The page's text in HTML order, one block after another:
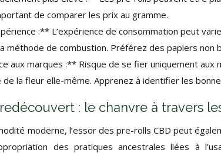
de comparer les prix au gramme.
:** L’expérience de consommation peut
méthode de combustion. Préférez des papiers non
aux marques :** Risque de se fier uniquement aux
de la fleur elle-même. Apprenez à identifier les
: le chanvre à travers
moderne, l’essor des pre-rolls CBD peut
des pratiques ancestrales liées à